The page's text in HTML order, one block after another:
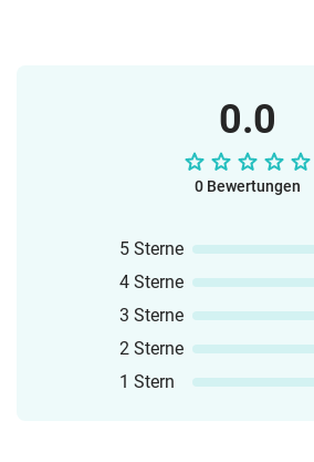
0.0
0 Bewertungen
5 Sterne
4 Sterne
3 Sterne
2 Sterne
1 Stern